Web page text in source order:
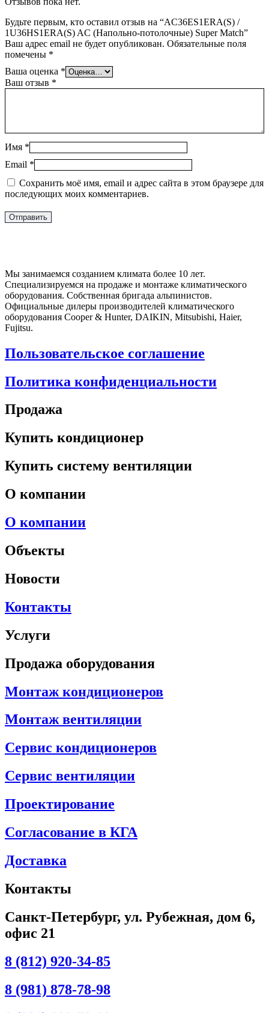
Будьте первым, кто оставил отзыв на “AC36ES1ERA(S) /
1U36HS1ERA(S) AC (Напольно-потолочные) Super Match”
Ваш адрес email не будет опубликован. Обязательные поля
помечены *
Ваша оценка *
Ваш отзыв *
Имя *
Email *
Сохранить моё имя, email и адрес сайта в этом браузере для
последующих моих комментариев.
Мы занимаемся созданием климата более 10 лет.
Специализируемся на продаже и монтаже климатического
оборудования. Собственная бригада альпинистов.
Официальные дилеры производителей климатического
оборудования Cooper & Hunter, DAIKIN, Mitsubishi, Haier,
Fujitsu.
Пользовательское соглашение
Политика конфиденциальности
Продажа
Купить кондиционер
Купить систему вентиляции
О компании
О компании
Объекты
Новости
Контакты
Услуги
Продажа оборудования
Монтаж кондиционеров
Монтаж вентиляции
Сервис кондиционеров
Сервис вентиляции
Проектирование
Согласование в КГА
Доставка
Контакты
Санкт-Петербург, ул. Рубежная, дом 6,
офис 21
8 (812) 920-34-85
8 (981) 878-78-98